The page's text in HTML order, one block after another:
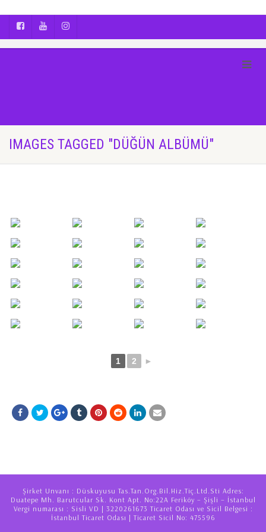
IMAGES TAGGED "DÜĞÜN ALBÜMÜ"
1 2 ►
Şirket Unvanı : Düskuyusu Tas.Tan.Org.Bil.Hiz.Tiç.Ltd.Sti Adres:
Duatepe Mh. Barutcular Sk. Kont Apt. No:22A Feriköy – Şişli – İstanbul
Vergi numarası : Sisli VD | 3220261673 Ticaret Odası ve Sicil Belgesi :
İstanbul Ticaret Odası | Ticaret Sicil No: 475596